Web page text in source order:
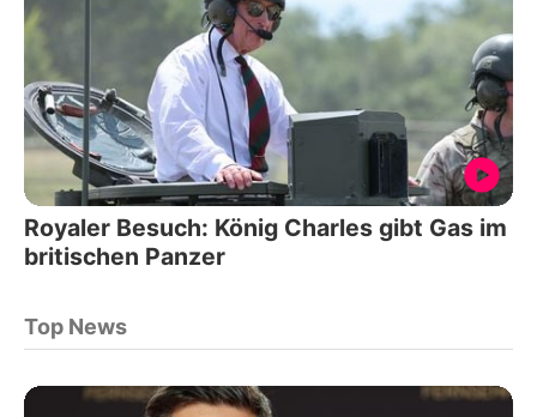
Royaler Besuch: König Charles gibt Gas im
britischen Panzer
Top News